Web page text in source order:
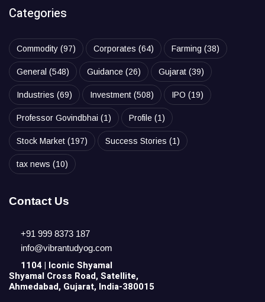
Categories
Commodity (97) Corporates (64) Farming (38)
General (548) Guidance (26) Gujarat (39)
Industries (69) Investment (508) IPO (19)
Professor Govindbhai (1) Profile (1)
Stock Market (197) Success Stories (1)
tax news (10)
Contact Us
+91 999 8373 187
info@vibrantudyog.com
1104 | Iconic Shyamal
Shyamal Cross Road, Satellite,
Ahmedabad, Gujarat, India-380015